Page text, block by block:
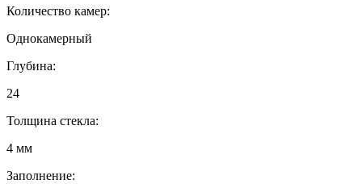
Количество камер:
Однокамерный
Глубина:
24
Толщина стекла:
4 мм
Заполнение: